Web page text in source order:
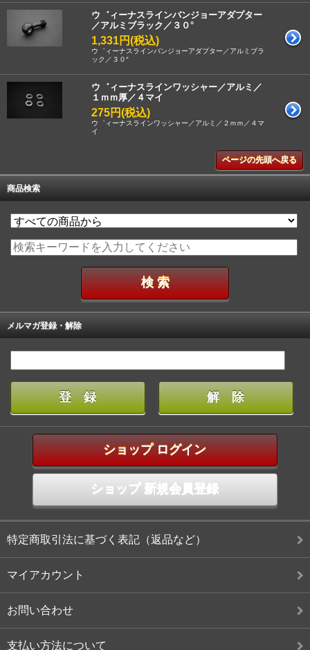
ウ゛ィーナスラインバンジョーアダプター
／アルミブラック／３０°
1,331円(税込)
ウ゛ィーナスラインバンジョーアダプター／アルミブラ
ック／３０°
ウ゛ィーナスラインワッシャー／アルミ／
１ｍｍ厚／４マイ
275円(税込)
ウ゛ィーナスラインワッシャー／アルミ／２ｍｍ／４マ
イ
ページの先頭へ戻る
商品検索
メルマガ登録・解除
ショップ ログイン
ショップ 新規会員登録
特定商取引法に基づく表記（返品など）
マイアカウント
お問い合わせ
支払い方法について